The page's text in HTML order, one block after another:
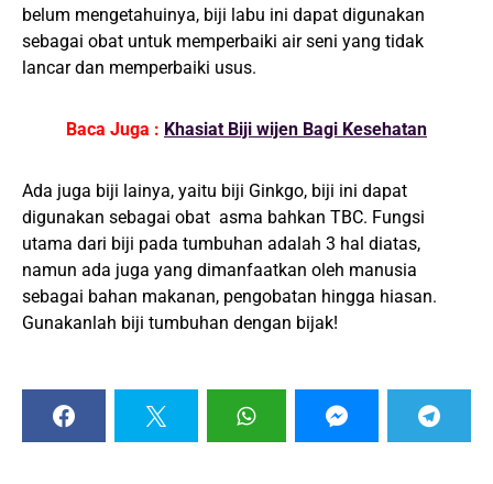
belum mengetahuinya, biji labu ini dapat digunakan
sebagai obat untuk memperbaiki air seni yang tidak
lancar dan memperbaiki usus.
Baca Juga : Khasiat Biji wijen Bagi Kesehatan
Ada juga biji lainya, yaitu biji Ginkgo, biji ini dapat
digunakan sebagai obat asma bahkan TBC. Fungsi
utama dari biji pada tumbuhan adalah 3 hal diatas,
namun ada juga yang dimanfaatkan oleh manusia
sebagai bahan makanan, pengobatan hingga hiasan.
Gunakanlah biji tumbuhan dengan bijak!